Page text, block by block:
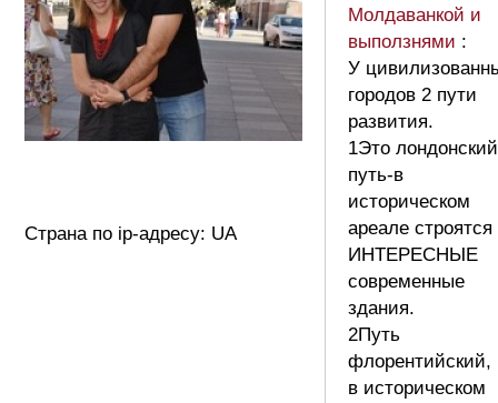
Страна по ip-адресу: UA
Молдаванкой и
выползнями :
У
городов 2 пути
развития.
1Это лондонский
путь-в
историческом
ареале строятся
ИНТЕРЕСНЫЕ
современные
здания.
2Путь
флорентийский,
в историческом